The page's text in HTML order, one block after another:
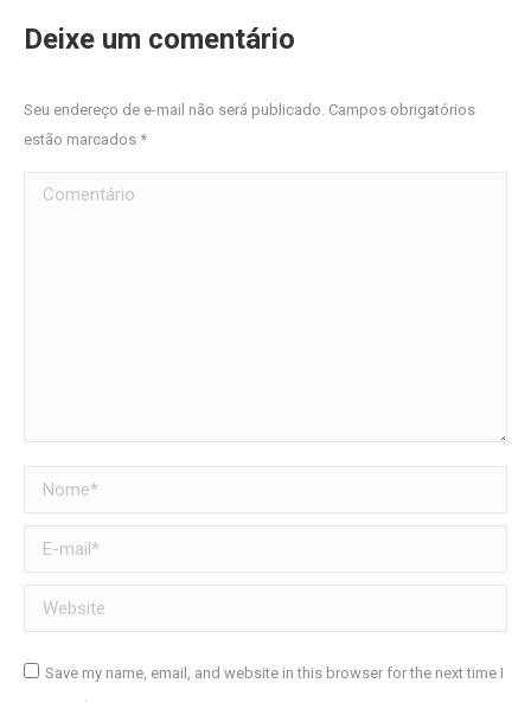
Deixe um comentário
Seu endereço de e-mail não será publicado. Campos obrigatórios
estão marcados *
Comentário
Nome *
E-mail *
Website
Save my name, email, and website in this browser for the next time I